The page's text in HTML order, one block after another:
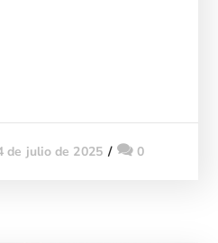
de julio de 2025 0